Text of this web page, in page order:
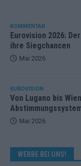
KOMMENTAR
Eurovision 2026:
ihre Siegchancen
Mai 2026
EUROVISION
Von Lugano bis
Mai 2026
WERBE BEI UNS!